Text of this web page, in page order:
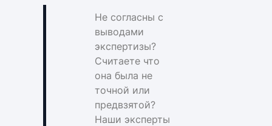
Не согласны с
выводами
экспертизы?
Считаете что
она была не
точной или
предвзятой?
Наши эксперты